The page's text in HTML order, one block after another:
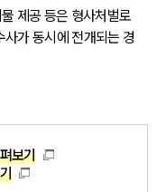
제공 등은 형사처벌로
가 동시에 전개되는 경
보기